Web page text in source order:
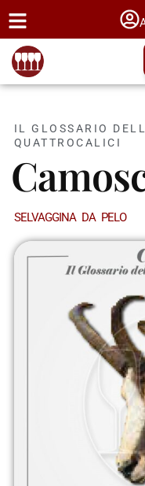
IL GLOSSARIO
QUATTROCALICI
SELVAGGINA DA PELO